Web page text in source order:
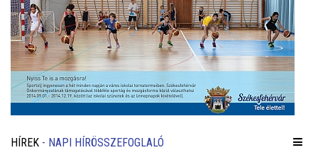
HÍREK - NAPI HÍRÖSSZEFOGLALÓ